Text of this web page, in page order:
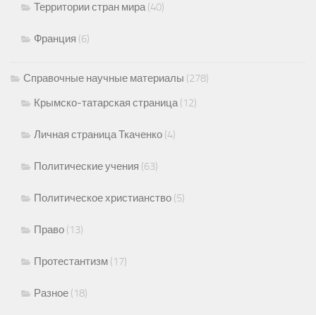
Территории стран мира(40)
Франция (6)
Справочные научные материалы (278)
Крымско-татарская страница(12)
Личная страница Ткаченко (4)
Политические учения (63)
Политическое христианство (5)
Право (13)
Протестантизм (17)
Разное (18)